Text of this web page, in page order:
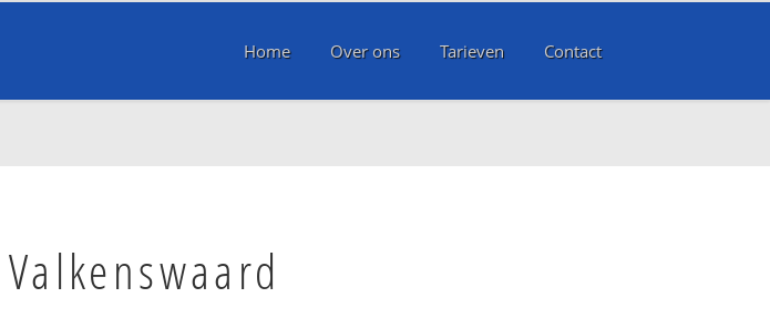
Home Over ons Tarieven Contact